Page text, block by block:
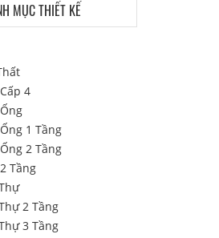
MỤC THIẾT KẾ
4
1 Tầng
2 Tầng
Tầng
2 Tầng
3 Tầng